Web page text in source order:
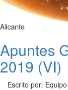
Alicante
Apuntes
2019 (VI)
Escrito por: Equipo